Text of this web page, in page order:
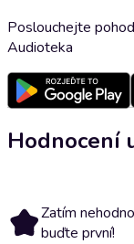
Poslouchejte
Audioteka
Hodnocení
Zatím
buďte první!